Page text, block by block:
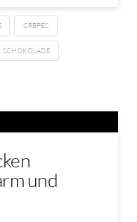
CREPES
SCHOKOLADE
und